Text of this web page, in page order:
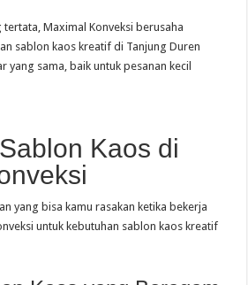
Maximal Konveksi berusaha
sablon kaos kreatif di Tanjung Duren
yang sama, baik untuk pesanan kecil
Kaos di
yang bisa kamu rasakan ketika bekerja
untuk kebutuhan sablon kaos kreatif